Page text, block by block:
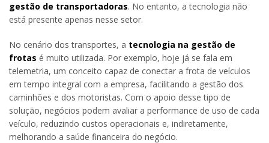
gestão de transportadoras. No entanto, a tecnologia não
está presente apenas nesse setor.
No cenário dos transportes, a tecnologia na gestão de
frotas é muito utilizada. Por exemplo, hoje já se fala em
telemetria, um conceito capaz de conectar a frota de veículos
em tempo integral com a empresa, facilitando a gestão dos
caminhões e dos motoristas. Com o apoio desse tipo de
solução, negócios podem avaliar a performance de uso de cada
veículo, reduzindo custos operacionais e, indiretamente,
melhorando a saúde financeira do negócio.